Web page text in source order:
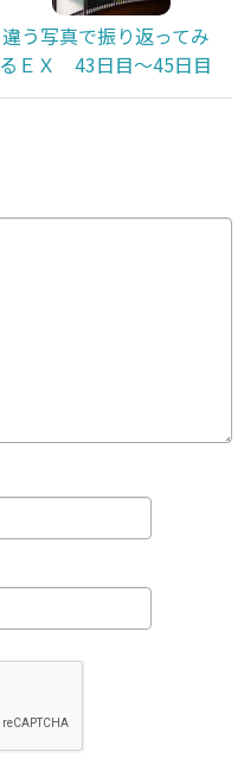
違う写真で振り返ってみ
るＥＸ 43日目～45日目